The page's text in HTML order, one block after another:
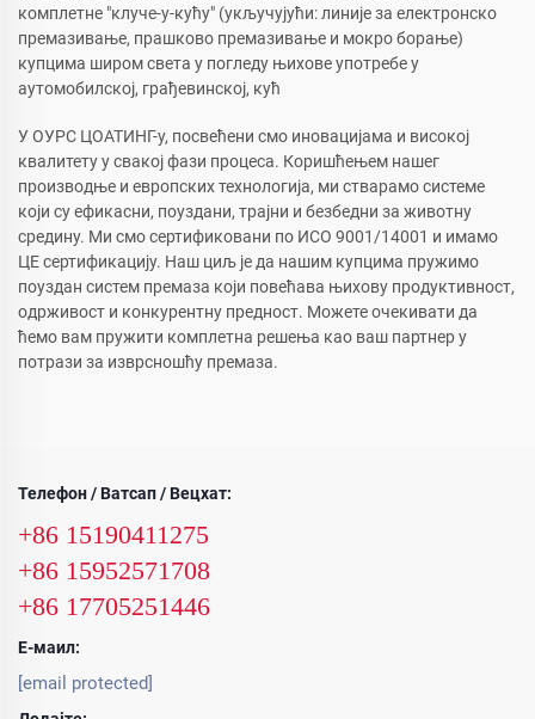
комплетне "клуче-у-кућу" (укључујући: линије за електронско
премазивање, прашково премазивање и мокро борање)
купцима широм света у погледу њихове употребе у
аутомобилској, грађевинској, кућ
У ОУРС ЦОАТИНГ-у, посвећени смо иновацијама и високој
квалитету у свакој фази процеса. Коришћењем нашег
производње и европских технологија, ми стварамо системе
који су ефикасни, поуздани, трајни и безбедни за животну
средину. Ми смо сертификовани по ИСО 9001/14001 и имамо
ЦЕ сертификацију. Наш циљ је да нашим купцима пружимо
поуздан систем премаза који повећава њихову продуктивност,
одрживост и конкурентну предност. Можете очекивати да
ћемо вам пружити комплетна решења као ваш партнер у
потрази за изврсношћу премаза.
Телефон / Ватсап / Вецхат:
+86 15190411275
+86 15952571708
+86 17705251446
Е-маил:
[email protected]